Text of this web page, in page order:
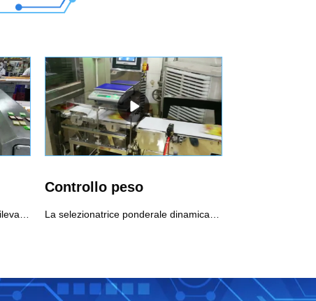
Il metal detector è applicabile al rilevamento online di prodotti imballati e non imballati e rileva le impurità di metalli ferrosi (Fe), le impurità di metalli non ferrosi (rame, alluminio) e l'acciaio inossidabile per impedire che entrino nel prodotto.Uso consigliato di Metal Detector1. Funzione di selezione della frequenza, è possibile scegliere due frequenze per abbinare prodotti diversi2. Il sistema a doppio rilevamento assicura che Fe e Sus raggiungano la massima sensibilità3. La funzione di bilanciamento automatico garantisce un rilevamento stabile
Controllo peso
La selezionatrice ponderale dinamica è una macchina automatica per il controllo del peso di merci confezionate tramite il sensore e la tecnologia di elaborazione del segnale digitale. Un sistema di controllo peso ad alta velocità controllerà il peso dei prodotti durante il movimento ad alta velocità, scartando tutti i prodotti che sono al di sopra o al di sotto del peso impostato. È ampiamente utilizzato nelle industrie farmaceutiche, alimentari, dei prodotti per la cura della persona e delle industrie leggere per il controllo del peso in linea per garantire la qualità del prodotto.Uso consigliato di sistemi di controllo peso1. Verifica dei colli sotto/sovrapeso, rispetto del regolamento di preconfezionamento2. Verifica della presenza di componenti mancanti per garantire la completezza del prodotto3. Viene registrato il controllo di qualità, i dati sul peso di ciascun prodotto4. Classificazione prodotti a peso5. Realizzazione di un ciclo di feedback delle informazioni sul peso, ottimizzazione dei processi di riempimento e dosaggio